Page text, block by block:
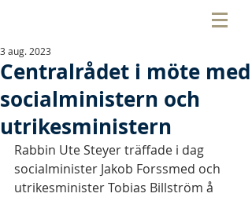
Centralrådet i möte med
socialministern och
utrikesministern
3 aug. 2023
Rabbin Ute Steyer träffade i dag
socialminister Jakob Forssmed och
utrikesminister Tobias Billström å